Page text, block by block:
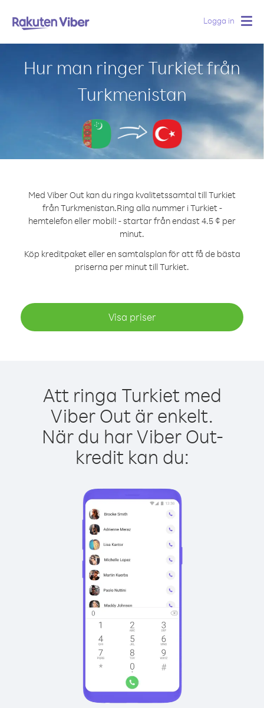
Logga in
Hur man ringer Turkiet från
Turkmenistan
Med Viber Out kan du ringa kvalitetssamtal till Turkiet
från Turkmenistan.Ring alla nummer i Turkiet -
hemtelefon eller mobil! - startar från endast 4.5 ¢ per
minut.
Köp kreditpaket eller en samtalsplan för att få de bästa
priserna per minut till Turkiet.
Visa priser
Att ringa Turkiet med
Viber Out är enkelt.
När du har Viber Out-
kredit kan du: